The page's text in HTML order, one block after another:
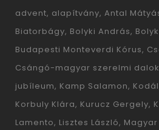
advent alapítvány Antal
Biatorbágy Bolyki András
Budapesti Monteverdi Kórus
Csángó-magyar szerelmi dalok
jubíleum Kamp Salamon
Korbuly Klára Kurucz Gergely
Lamento Lisztes László